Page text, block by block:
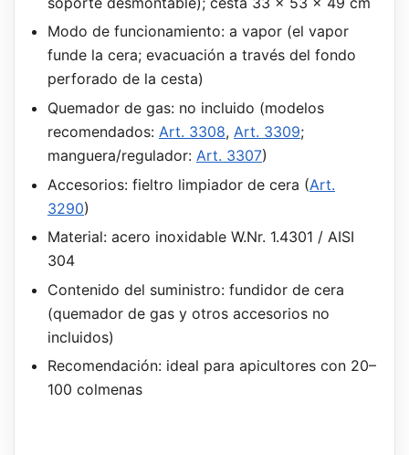
Modo de funcionamiento: a vapor (el vapor
funde la cera; evacuación a través del fondo
perforado de la cesta)
Quemador de gas: no incluido (modelos
recomendados: Art. 3308, Art. 3309;
manguera/regulador: Art. 3307)
Accesorios: fieltro limpiador de cera (Art.
3290)
Material: acero inoxidable W.Nr. 1.4301 / AISI
304
Contenido del suministro: fundidor de cera
(quemador de gas y otros accesorios no
incluidos)
Recomendación: ideal para apicultores con 20–
100 colmenas